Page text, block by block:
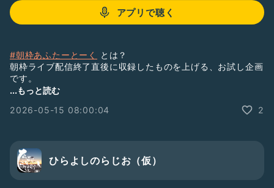
アプリで聴く
#朝枠あふたーとーく
とは？
朝枠ライブ配信終了直後に収録したものを上げる、お試し企画
です。
主に朝枠の振り返りを行ってます。
朝枠と併せてお聞きいただけると嬉しいです。
ウルトラマンが“母国”日本で「熱量を維持できてない」厳しく
自己評価、対策に「夏映画」導入の方針【円谷FHD】(オタク
...もっと読む
2026-05-15 08:00:04
2
ひらよしのらじお（仮）